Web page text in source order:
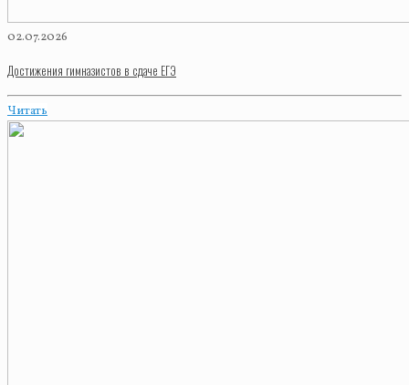
02.07.2026
Достижения гимназистов в сдаче ЕГЭ
Читать